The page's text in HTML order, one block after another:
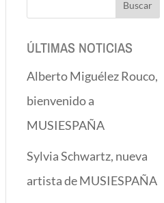
ÚLTIMAS NOTICIAS
Alberto Miguélez Rouco,
bienvenido a
MUSIESPAÑA
Sylvia Schwartz, nueva
artista de MUSIESPAÑA